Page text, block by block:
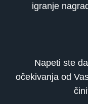
igranje
Napeti ste
očekivanja od